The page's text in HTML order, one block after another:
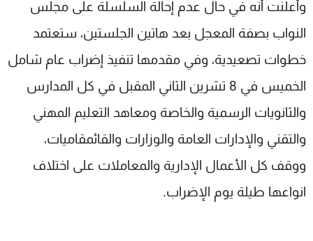
وأعلنت أنه في حال عدم إحالة السلسلة على مجلس
النواب بصفة المعجل بعد هاتين الجلستين، ستعتمد
خطوات تصعيدية، وفي مقدمها تنفيذ إضراب عام شامل
الخميس في 8 تشرين الثاني المقبل في كل المدارس
والثانويات الرسمية والخاصة ومعاهد التعليم المهني
والتقني والإدارات العامة والوزارات والقائمقاميات،
ووقف كل الأعمال الإدارية والمعاملات على اختلاف
انواعها طيلة يوم الإضراب.